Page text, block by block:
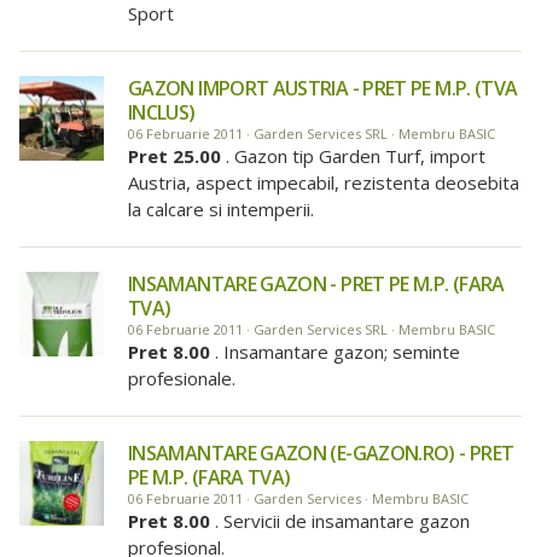
Sport
GAZON IMPORT AUSTRIA - PRET PE M.P. (TVA
INCLUS)
06 Februarie 2011 · Garden Services SRL · Membru BASIC
Pret 25.00 . Gazon tip Garden Turf, import
Austria, aspect impecabil, rezistenta deosebita
la calcare si intemperii.
INSAMANTARE GAZON - PRET PE M.P. (FARA
TVA)
06 Februarie 2011 · Garden Services SRL · Membru BASIC
Pret 8.00 . Insamantare gazon; seminte
profesionale.
INSAMANTARE GAZON (E-GAZON.RO) - PRET
PE M.P. (FARA TVA)
06 Februarie 2011 · Garden Services · Membru BASIC
Pret 8.00 . Servicii de insamantare gazon
profesional.